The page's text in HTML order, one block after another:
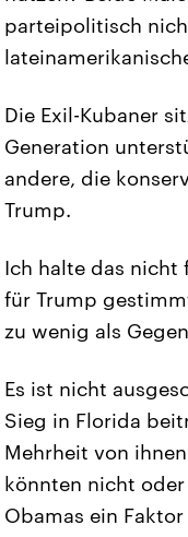
parteipolitisch
Die Exil-Kubaner
Generation
andere, die
Trump.
Ich halte das nicht
für Trump
zu wenig als
Es ist nicht
Sieg in Florida
Mehrheit von
könnten nicht
Obamas ein